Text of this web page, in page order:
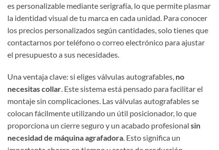
es personalizable mediante serigrafía, lo que permite plasmar
la identidad visual de tu marca en cada unidad. Para conocer
los precios personalizados según cantidades, solo tienes que
contactarnos por teléfono o correo electrónico para ajustar
el presupuesto a sus necesidades.
Una ventaja clave: si eliges válvulas autografables, no
necesitas collar. Este sistema está pensado para facilitar el
montaje sin complicaciones. Las válvulas autografables se
colocan fácilmente utilizando un útil posicionador, lo que
proporciona un cierre seguro y un acabado profesional sin
necesidad de máquina agrafadora. Esto significa un